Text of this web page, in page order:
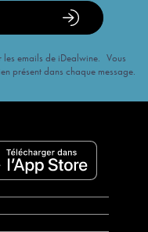
les emails de iDealwine. Vous
présent dans chaque message.